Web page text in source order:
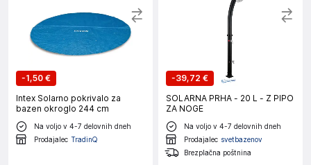
-1,50 €
Intex Solarno pokrivalo za
bazen okroglo 244 cm
Na voljo v 4-7 delovnih dneh
Prodajalec TradinQ
-39,72 €
SOLARNA PRHA - 20 L - Z PIPO
ZA NOGE
Na voljo v 4-7 delovnih dneh
Prodajalec svetbazenov
Brezplačna poštnina